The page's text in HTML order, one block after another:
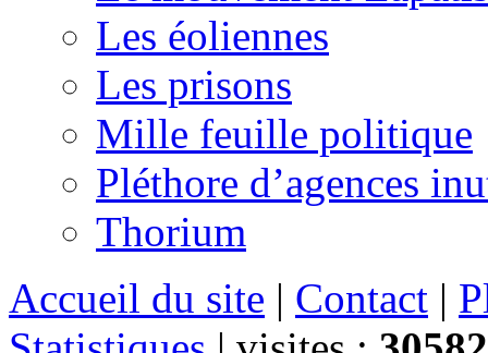
Les éoliennes
Les prisons
Mille feuille politique
Pléthore d’agences
Thorium
Accueil du site | Contact |